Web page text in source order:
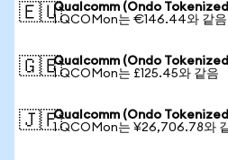
🇪🇺Qualcomm (Ondo
1 QCOMon는 €146.44와 같음
🇬🇧Qualcomm (Ondo
1 QCOMon는 £125.45와 같음
🇯🇵Qualcomm (Ondo
1 QCOMon는 ¥26,706.78와